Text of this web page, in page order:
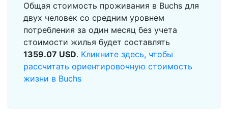
Общая стоимость проживания в Buchs для
двух человек со средним уровнем
потребления за один месяц без учета
стоимости жилья будет составлять
1359.07 USD. Кликните здесь, чтобы
рассчитать ориентировочную стоимость
жизни в Buchs